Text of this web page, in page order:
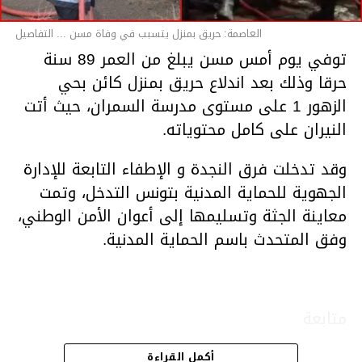
العاصمة: حريق بمنزل يتسبب في وفاة مسن ... التفاصيل
توفي يوم أمس مسن يبلغ من العمر 89 سنة
حرقا وذلك بعد اندلاع حريق بمنزل كائن بحي
الزهور 1 على مستوى مدرسة السمران، حيث أتت
النيران على كامل محتوياته.
وقد تدخلت فرق النجدة و الإطفاء التابعة للإدارة
الجهوية للحماية المدنية بتونس التدخل، وتمت
معاينة الجثة وتسليمها إلى أعوان الأمن الوطني،
وفق المتحدث باسم الحماية المدنية.
أكمل القراءة